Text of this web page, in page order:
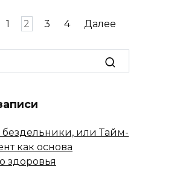
1 2 3 4 Далее
бездельники, или Тайм-
как основа
здоровья